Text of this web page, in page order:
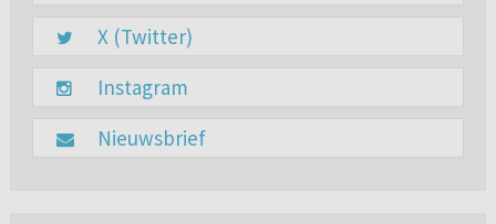
X (Twitter)
Instagram
Nieuwsbrief